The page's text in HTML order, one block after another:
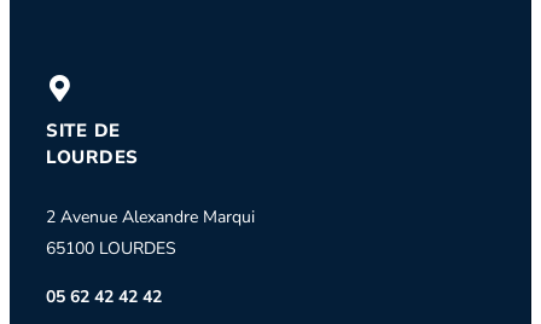
SITE DE
LOURDES
2 Avenue Alexandre Marqui
65100 LOURDES
05 62 42 42 42